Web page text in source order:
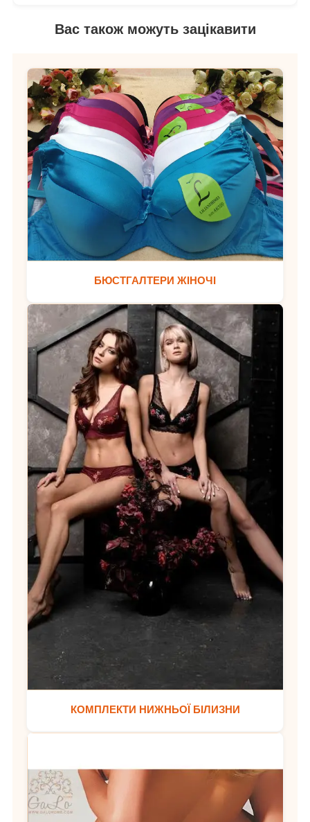
Вас також можуть зацікавити
БЮСТГАЛТЕРИ ЖІНОЧІ
КОМПЛЕКТИ НИЖНЬОЇ БІЛИЗНИ